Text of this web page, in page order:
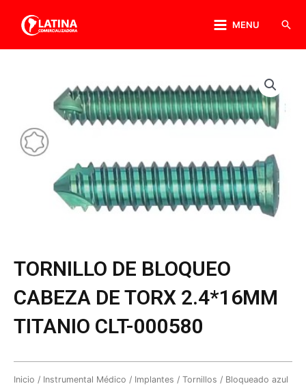
MENU
TORNILLO DE BLOQUEO
CABEZA DE TORX 2.4*16MM
TITANIO CLT-000580
Inicio / Instrumental Médico / Implantes / Tornillos / Bloqueado azul